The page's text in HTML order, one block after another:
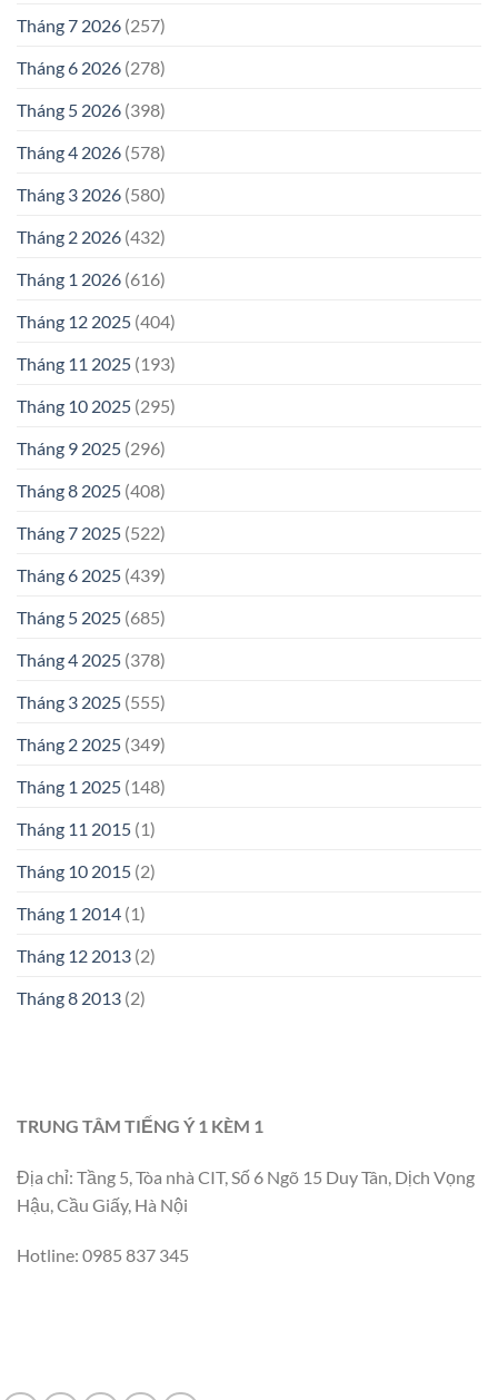
Tháng 7 2026 (257)
Tháng 6 2026 (278)
Tháng 5 2026 (398)
Tháng 4 2026 (578)
Tháng 3 2026 (580)
Tháng 2 2026 (432)
Tháng 1 2026 (616)
Tháng 12 2025 (404)
Tháng 11 2025 (193)
Tháng 10 2025 (295)
Tháng 9 2025 (296)
Tháng 8 2025 (408)
Tháng 7 2025 (522)
Tháng 6 2025 (439)
Tháng 5 2025 (685)
Tháng 4 2025 (378)
Tháng 3 2025 (555)
Tháng 2 2025 (349)
Tháng 1 2025 (148)
Tháng 11 2015 (1)
Tháng 10 2015 (2)
Tháng 1 2014 (1)
Tháng 12 2013 (2)
Tháng 8 2013 (2)
TRUNG TÂM TIẾNG Ý 1 KÈM 1
Địa chỉ: Tầng 5, Tòa nhà CIT, Số 6 Ngõ 15 Duy Tân, Dịch Vọng
Hậu, Cầu Giấy, Hà Nội
Hotline: 0985 837 345